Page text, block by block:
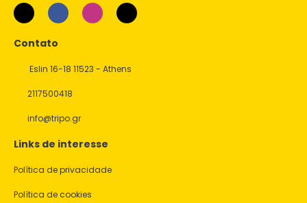
Contato
Eslin 16-18 11523 - Athens
2117500418
info@tripo.gr
Links de interesse
Política de privacidade
Política de cookies